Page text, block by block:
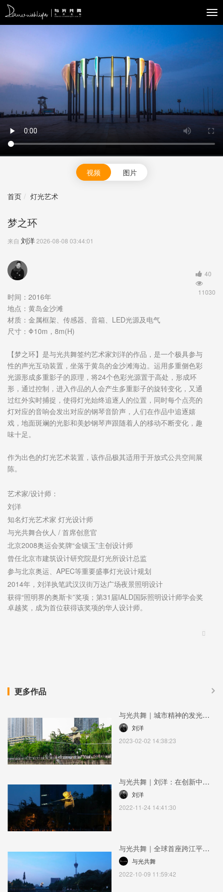
首页 灯光艺术
视频 图片
梦之环
来自 刘洋2026-08-08 03:44:01
40
11030
时间：2016年
地点：黄岛金沙滩
材质：金属框架、传感器、音箱、LED光源及电气
尺寸：Φ10m，8m(H)
【梦之环】是与光共舞签约艺术家刘洋的作品，是一个极具参与
性的声光互动装置，坐落于黄岛的金沙滩海边。运用多重侧色彩
光源形成多重影子的原理，将24个色彩光源置于高处，形成环
形，通过控制，进入作品的人会产生多重影子的旋转变化，又通
过红外实时捕捉，使得灯光始终追逐人的位置，同时每个点亮的
灯对应的音响会发出对应的钢琴音阶声，人们在作品中追逐嬉
戏，地面斑斓的光影和美妙钢琴声跟随着人的移动不断变化，趣
味十足。
作为出色的灯光艺术装置，该作品极其适用于开放式公共空间展
陈。
艺术家/设计师：
刘洋
知名灯光艺术家 灯光设计师
与光共舞合伙人 / 首席创意官
北京2008奥运会奖牌“金镶玉”主创设计师
曾任北京市建筑设计研究院是灯光所设计总监
参与北京奥运、APEC等重要盛事灯光设计规划
2014年，刘洋执笔武汉汉街万达广场夜景照明设计
获得“照明界的奥斯卡”奖项；第31届IALD国际照明设计师学会奖
卓越奖，成为首位获得该奖项的华人设计师。

更多作品
与光共舞｜城市精神的发光内
核，刘洋和他设计的艺术地标
2023-02-02 14:38:23
刘洋
2023-02-02 14:38:23
与光共舞｜刘洋：在创新中寻
找与传统的平衡2022-11-24
14:41:30
刘洋
2022-11-24 14:41:30
与光共舞｜全球首座跨江平衡
灯光雕塑花落成都2022-10-09
11:59:42
与光共舞
2022-10-09 11:59:42